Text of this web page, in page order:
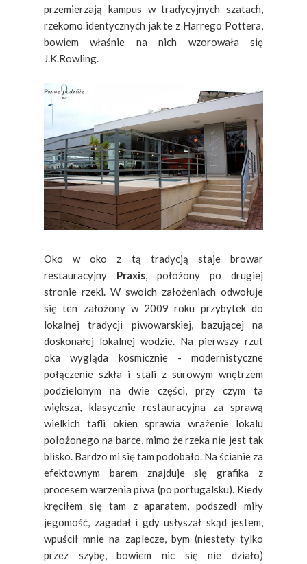
przemierzają kampus w tradycyjnych szatach,
rzekomo identycznych jak te z Harrego Pottera,
bowiem właśnie na nich wzorowała się
J.K.Rowling.
Oko w oko z tą tradycją staje browar
restauracyjny Praxis, położony po drugiej
stronie rzeki. W swoich założeniach odwołuje
się ten założony w 2009 roku przybytek do
lokalnej tradycji piwowarskiej, bazującej na
doskonałej lokalnej wodzie. Na pierwszy rzut
oka wygląda kosmicznie - modernistyczne
połączenie szkła i stali z surowym wnętrzem
podzielonym na dwie części, przy czym ta
większa, klasycznie restauracyjna za sprawą
wielkich tafli okien sprawia wrażenie lokalu
położonego na barce, mimo że rzeka nie jest tak
blisko. Bardzo mi się tam podobało. Na ścianie za
efektownym barem znajduje się grafika z
procesem warzenia piwa (po portugalsku). Kiedy
kręciłem się tam z aparatem, podszedł miły
jegomość, zagadał i gdy usłyszał skąd jestem,
wpuścił mnie na zaplecze, bym (niestety tylko
przez szybę, bowiem nic się nie działo)